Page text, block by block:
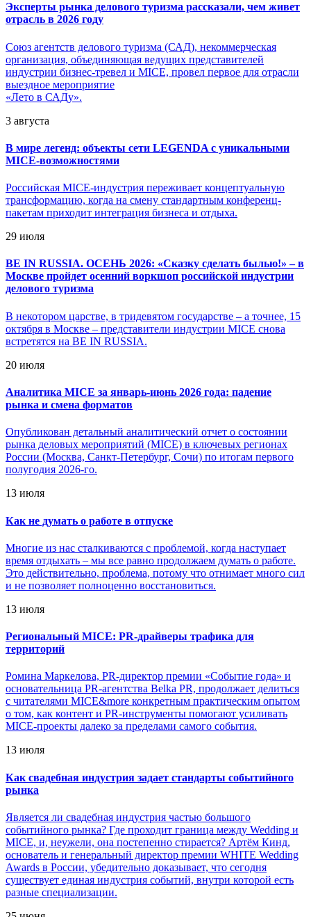
Эксперты рынка делового туризма рассказали, чем живет
отрасль в 2026 году
Союз агентств делового туризма (САД), некоммерческая
организация, объединяющая ведущих представителей
индустрии бизнес-тревел и MICE, провел первое для отрасли
выездное мероприятие
«Лето в САДу».
3 августа
В мире легенд: объекты сети LEGENDA с уникальными
MICE-возможностями
Российская MICE-индустрия переживает концептуальную
трансформацию, когда на смену стандартным конференц-
пакетам приходит интеграция бизнеса и отдыха.
29 июля
BE IN RUSSIA. ОСЕНЬ 2026: «Сказку сделать былью!» – в
Москве пройдет осенний воркшоп российской индустрии
делового туризма
В некотором царстве, в тридевятом государстве – а точнее, 15
октября в Москве – представители индустрии MICE снова
встретятся на BE IN RUSSIA.
20 июля
Аналитика MICE за январь-июнь 2026 года: падение
рынка и смена форматов
Опубликован детальный аналитический отчет о состоянии
рынка деловых мероприятий (MICE) в ключевых регионах
России (Москва, Санкт-Петербург, Сочи) по итогам первого
полугодия 2026-го.
13 июля
Как не думать о работе в отпуске
Многие из нас сталкиваются с проблемой, когда наступает
время отдыхать – мы все равно продолжаем думать о работе.
Это действительно, проблема, потому что отнимает много сил
и не позволяет полноценно восстановиться.
13 июля
Региональный MICE: PR-драйверы трафика для
территорий
Ромина Маркелова, PR-директор премии «Событие года» и
основательница PR-агентства Belka PR, продолжает делиться
с читателями MICE&more конкретным практическим опытом
о том, как контент и PR-инструменты помогают усиливать
MICE-проекты далеко за пределами самого события.
13 июля
Как свадебная индустрия задает стандарты событийного
рынка
Является ли свадебная индустрия частью большого
событийного рынка? Где проходит граница между Wedding и
MICE, и, неужели, она постепенно стирается? Артём Кинд,
основатель и генеральный директор премии WHITE Wedding
Awards в России, убедительно доказывает, что сегодня
существует единая индустрия событий, внутри которой есть
разные специализации.